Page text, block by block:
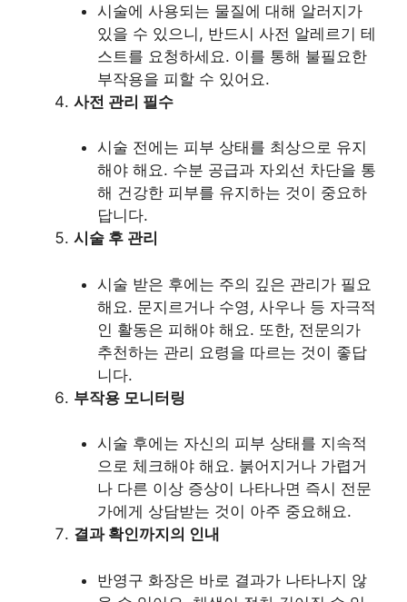
시술에 사용되는 물질에 대해 알러지가
있을 수 있으니, 반드시 사전 알레르기 테
스트를 요청하세요. 이를 통해 불필요한
부작용을 피할 수 있어요.
사전 관리 필수
시술 전에는 피부 상태를 최상으로 유지
해야 해요. 수분 공급과 자외선 차단을 통
해 건강한 피부를 유지하는 것이 중요하
답니다.
시술 후 관리
시술 받은 후에는 주의 깊은 관리가 필요
해요. 문지르거나 수영, 사우나 등 자극적
인 활동은 피해야 해요. 또한, 전문의가
추천하는 관리 요령을 따르는 것이 좋답
니다.
부작용 모니터링
시술 후에는 자신의 피부 상태를 지속적
으로 체크해야 해요. 붉어지거나 가렵거
나 다른 이상 증상이 나타나면 즉시 전문
가에게 상담받는 것이 아주 중요해요.
결과 확인까지의 인내
반영구 화장은 바로 결과가 나타나지 않